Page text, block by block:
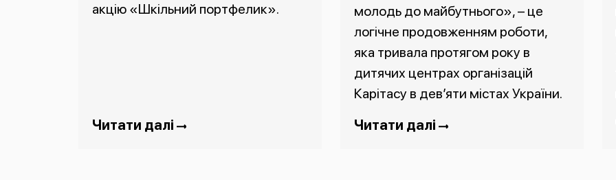
акцію «Шкільний портфелик».
Читати далі
молодь до майбутнього», – це
логічне продовженням роботи,
яка тривала протягом року в
дитячих центрах організацій
Карітасу в дев’яти містах України.
Читати далі